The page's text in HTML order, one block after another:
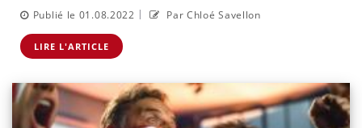
Publié le 01.08.2022 | Par Chloé Savellon
LIRE L'ARTICLE